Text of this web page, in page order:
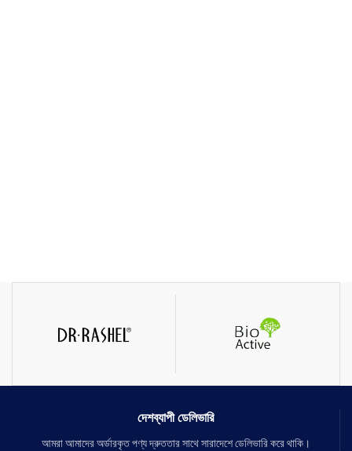
দেশব্যাপী ডেলিভারি
আমরা আমাদের অর্ডারকৃত পণ্য দ্রুততার সাথে সারাদেশে ডেলিভারি করে থাকি।